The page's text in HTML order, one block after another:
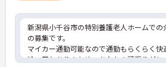
新潟県小千谷市の特別養護老人ホームでの
の募集です。
マイカー通勤可能なので通勤もらくらく
給・賞与ありのため、あなたの頑張りがし